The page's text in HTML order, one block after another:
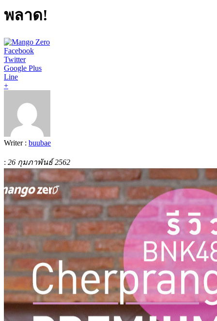
พลาด!
Facebook
Twitter
Google Plus
Line
+
Writer : buubae
: 26 กุมภาพันธ์ 2562